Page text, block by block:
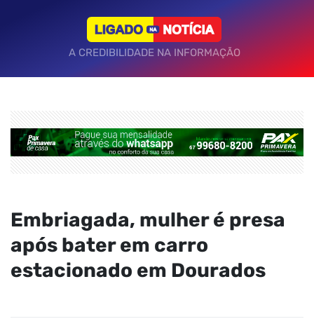
A CREDIBILIDADE NA INFORMAÇÃO
Embriagada, mulher é presa
após bater em carro
estacionado em Dourados